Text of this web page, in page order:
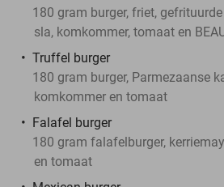
180 gram burger, friet,
sla, komkommer, tomaat en
Truffel burger
180 gram burger, Parmezaanse
komkommer en tomaat
Falafel burger
180 gram falafelburger,
en tomaat